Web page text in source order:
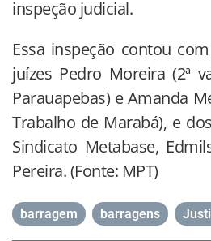
inspeção judicial.
Essa inspeção contou
juízes Pedro Moreira (2ª
Parauapebas) e Amanda
Trabalho de Marabá), e
Sindicato Metabase,
Pereira. (Fonte: MPT)
barragem barragens